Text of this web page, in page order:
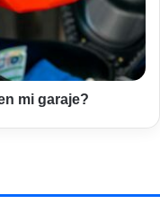
mi garaje?